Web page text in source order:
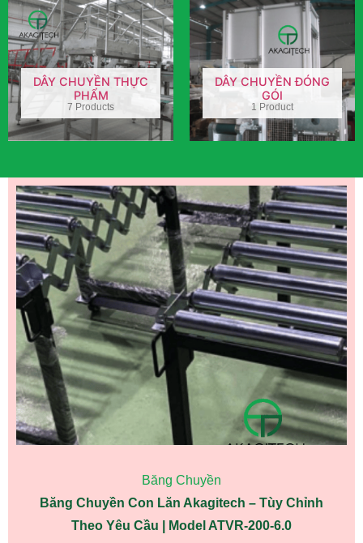
DÂY CHUYỀN THỰC
PHẨM
7 Products
DÂY CHUYỀN ĐÓNG
GÓI
1 Product
Băng Chuyền
Băng Chuyền Con Lăn Akagitech – Tùy Chỉnh
Theo Yêu Cầu | Model ATVR-200-6.0